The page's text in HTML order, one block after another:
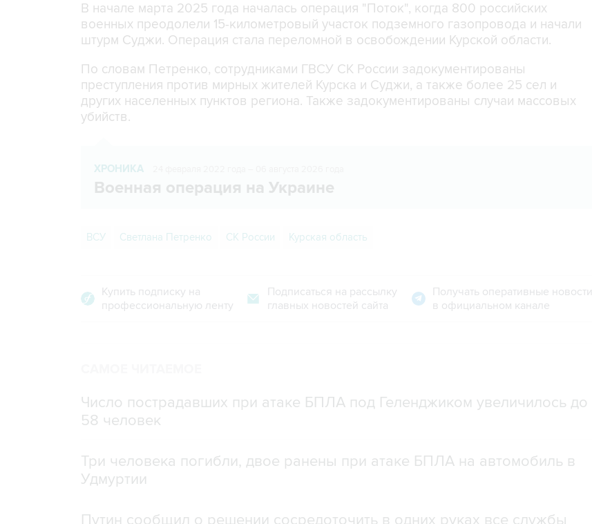
В начале марта 2025 года началась операция "Поток", когда 800 российских
военных преодолели 15-километровый участок подземного газопровода и начали
штурм Суджи. Операция стала переломной в освобождении Курской области.
По словам Петренко, сотрудниками ГВСУ СК России задокументированы
преступления против мирных жителей Курска и Суджи, а также более 25 сел и
других населенных пунктов региона. Также задокументированы случаи массовых
убийств.
ХРОНИКА
Военная операция на Украине
ВСУ Светлана Петренко СК России Курская область
Купить подписку на
профессиональную ленту
Подписаться на рассылку
главных новостей сайта
Получать оперативные новости
в официальном канале
Число пострадавших при атаке БПЛА под Геленджиком увеличилось до
58 человек
Три человека погибли, двое ранены при атаке БПЛА на автомобиль в
Удмуртии
Путин сообщил о решении сосредоточить в одних руках все службы